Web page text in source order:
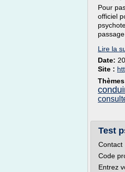
Pour
officiel
passage
Lire la
Date:
Site :
Test
Contact
Code
Entrez